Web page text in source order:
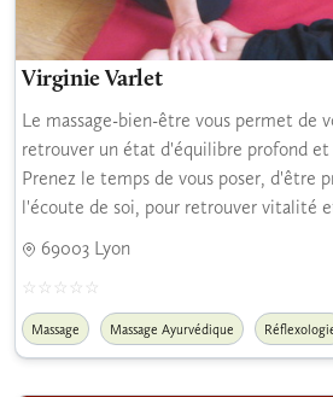
Virginie Varlet
Le massage-bien-être vous permet de
retrouver un état d'équilibre profond
Prenez le temps de vous poser, d'être
l'écoute de soi, pour retrouver vitalité
69003 Lyon
Massage Massage Ayurvédique